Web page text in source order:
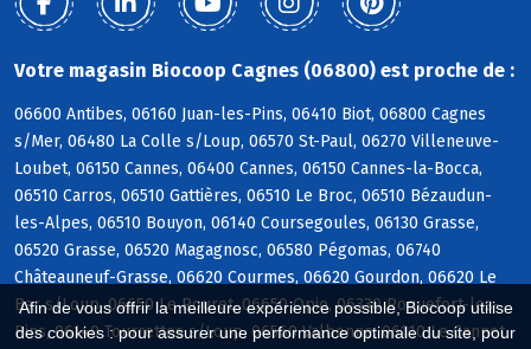
Afin de vous offrir la meilleure expérience possible, Biocoop utilise
des cookies : pour assurer une performance optimale du site, pour
Votre magasin Biocoop Cagnes (06800) est proche de :
06600 Antibes, 06160 Juan-les-Pins, 06410 Biot, 06800 Cagnes
s/Mer, 06480 La Colle s/Loup, 06570 St-Paul, 06270 Villeneuve-
Loubet, 06150 Cannes, 06400 Cannes, 06150 Cannes-la-Bocca,
06510 Carros, 06510 Gattières, 06510 Le Broc, 06510 Bézaudun-
les-Alpes, 06510 Bouyon, 06140 Coursegoules, 06130 Grasse,
06520 Grasse, 06520 Magagnosc, 06580 Pégomas, 06740
Châteauneuf-Grasse, 06620 Courmes, 06620 Gourdon, 06620 Le
Bar s/Loup, 06650 Le Rouret, 06650 Opio, 06330 Roquefort-les-
Pins, 06140 Tourrettes s/Loup, 06560 Valbonne, 06110 Le Cannet